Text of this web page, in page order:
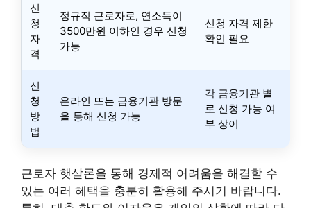
신
청
자
격
정규직 근로자로, 연소득이
3500만원 이하인 경우 신청
가능
신청 자격 제한
확인 필요
신
청
방
법
온라인 또는 금융기관 방문
을 통해 신청 가능
각 금융기관 별
로 신청 가능 여
부 상이
근로자 햇살론을 통해 경제적 어려움을 해결할 수
있는 여러 혜택을 충분히 활용해 주시기 바랍니다.